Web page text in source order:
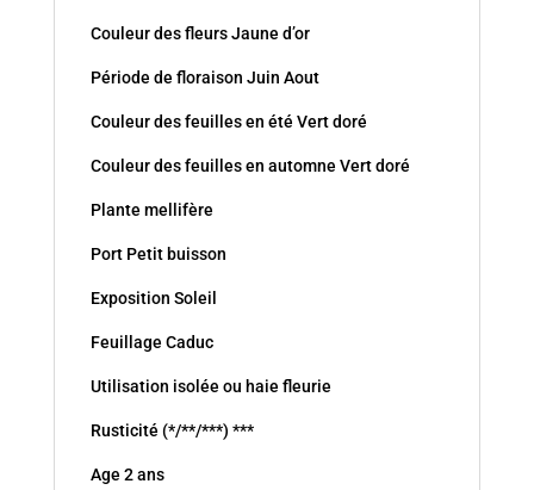
Couleur des fleurs Jaune d’or
Période de floraison Juin Aout
Couleur des feuilles en été Vert doré
Couleur des feuilles en automne Vert doré
Plante mellifère
Port Petit buisson
Exposition Soleil
Feuillage Caduc
Utilisation isolée ou haie fleurie
Rusticité (*/**/***) ***
Age 2 ans